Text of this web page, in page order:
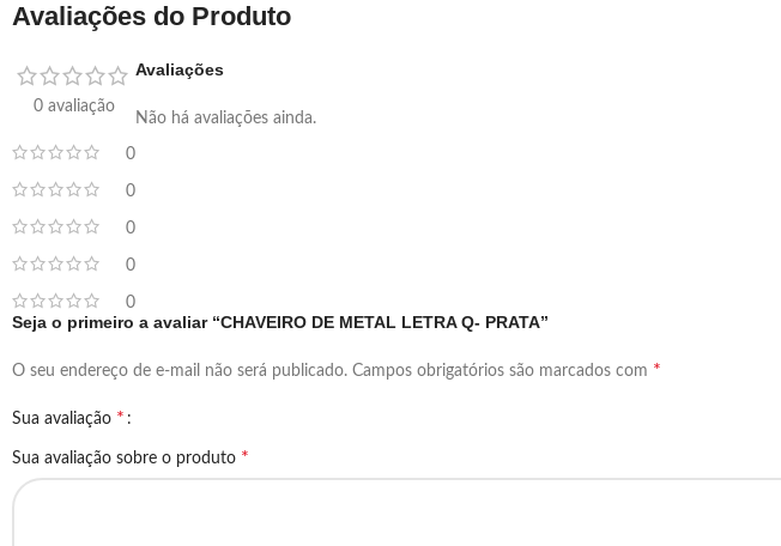
Avaliações do Produto
0 avaliação
0
0
0
0
0
Avaliações
Não há avaliações ainda.
Seja o primeiro a avaliar “CHAVEIRO DE METAL LETRA Q- PRATA”
O seu endereço de e-mail não será publicado. Campos obrigatórios são marcados com *
Sua avaliação *
Sua avaliação sobre o produto *